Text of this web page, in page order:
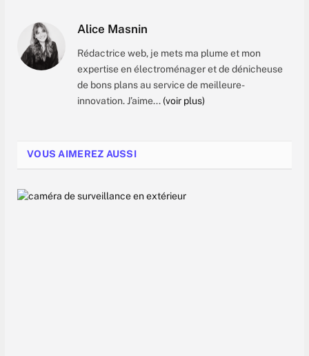
Alice Masnin
Rédactrice web, je mets ma plume et mon
expertise en électroménager et de dénicheuse
de bons plans au service de meilleure-
innovation. J’aime... (voir plus)
VOUS AIMEREZ AUSSI